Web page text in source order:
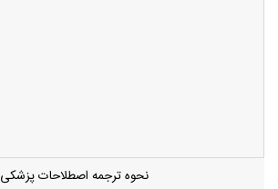
نحوه ترجمه اصطلاحات پزشکی